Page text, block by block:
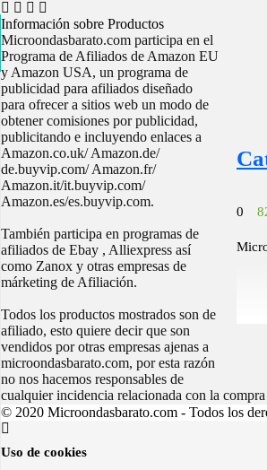
0
Información sobre Productos
Microondasbarato.com participa en el
Programa de Afiliados de Amazon EU
y Amazon USA, un programa de
publicidad para afiliados diseñado
para ofrecer a sitios web un modo de
obtener comisiones por publicidad,
publicitando e incluyendo enlaces a
Amazon.co.uk/ Amazon.de/
de.buyvip.com/ Amazon.fr/
Amazon.it/it.buyvip.com/
Amazon.es/es.buyvip.com.
También participa en programas de
afiliados de Ebay , Alliexpress así
como Zanox y otras empresas de
márketing de Afiliación.
Todos los productos mostrados son de
afiliado, esto quiere decir que son
vendidos por otras empresas ajenas a
microondasbarato.com, por esta razón
no nos hacemos responsables de
cualquier incidencia relacionada con la
© 2020 Microondasbarato.com - Todos los
Uso de cookies